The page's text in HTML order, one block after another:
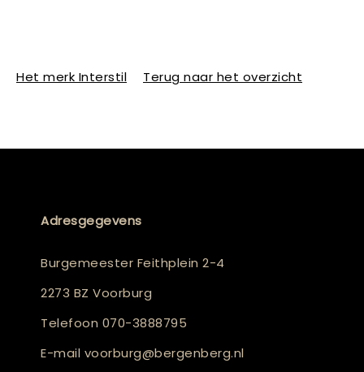
Het merk Interstil Terug naar het overzicht
Adresgegevens
Burgemeester Feithplein 2-4
2273 BZ Voorburg
Telefoon 070-3888795
E-mail voorburg@bergenberg.nl